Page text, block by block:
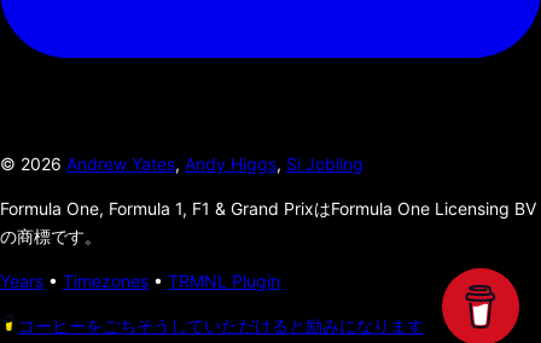
© 2026 Andrew Yates, Andy Higgs, Si Jobling
Formula One, Formula 1, F1 & Grand PrixはFormula One Licensing BV
の商標です。
Years • Timezones • TRMNL Plugin
コーヒーをごちそうしていただけると励みになります